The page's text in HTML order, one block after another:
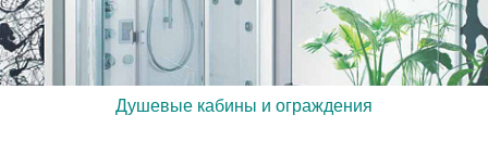
Душевые кабины и ограждения